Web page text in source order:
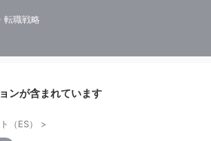
転職戦略
ンが含まれています
（ES） >